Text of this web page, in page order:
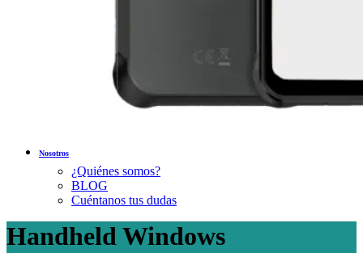
Nosotros
¿Quiénes somos?
BLOG
Cuéntanos tus dudas
Handheld Windows